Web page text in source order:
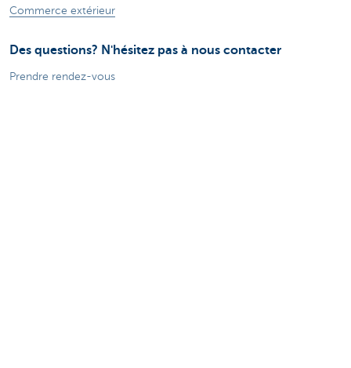
Commerce extérieur
Des questions? N'hésitez pas à nous contacter
Prendre rendez-vous